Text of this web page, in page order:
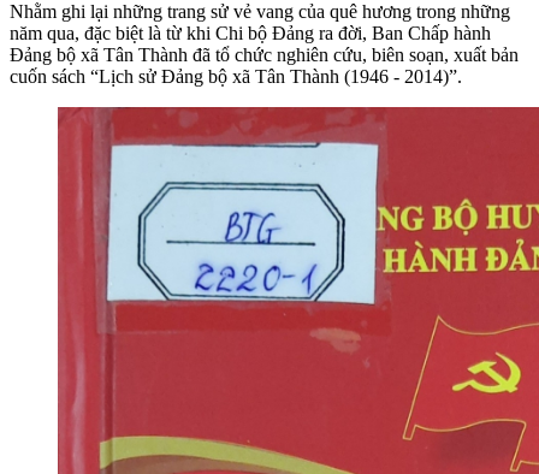
Nhằm ghi lại những trang sử vẻ vang của quê hương trong những
năm qua, đặc biệt là từ khi Chi bộ Đảng ra đời, Ban Chấp hành
Đảng bộ xã Tân Thành đã tổ chức nghiên cứu, biên soạn, xuất bản
cuốn sách “Lịch sử Đảng bộ xã Tân Thành (1946 - 2014)”.